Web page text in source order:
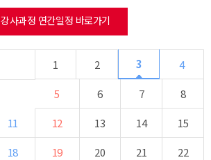
강사과정 연간일정 바로가기
1 2 3
4
5
6 7
8
11 12 13 14
15
18 19 20 21
22